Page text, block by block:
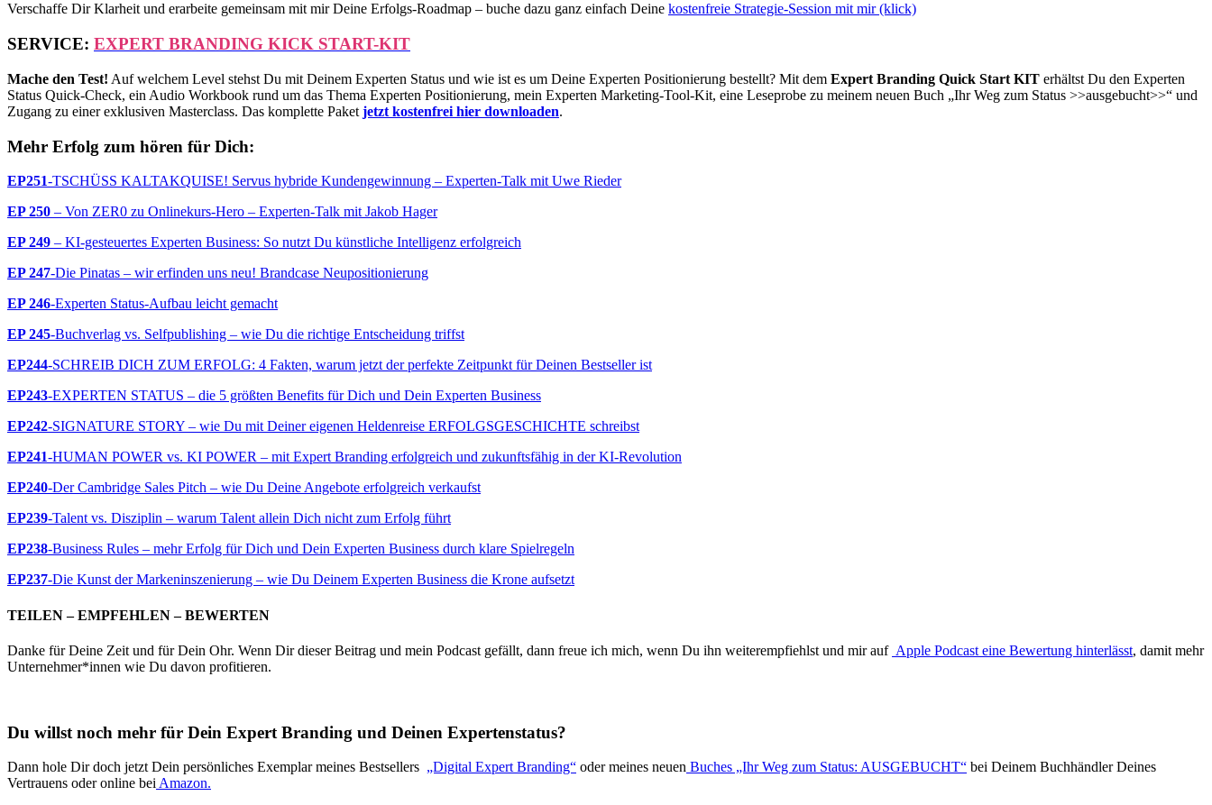
Verschaffe Dir Klarheit und erarbeite gemeinsam mit mir Deine Erfolgs-Roadmap – buche dazu ganz einfach Deine kostenfreie Strategie-Session mit mir (klick)
SERVICE: EXPERT BRANDING KICK START-KIT
Mache den Test! Auf welchem Level stehst Du mit Deinem Experten Status und wie ist es um Deine Experten Positionierung bestellt? Mit dem Expert Branding Quick Start KIT erhältst Du den Experten
Status Quick-Check, ein Audio Workbook rund um das Thema Experten Positionierung, mein Experten Marketing-Tool-Kit, eine Leseprobe zu meinem neuen Buch „Ihr Weg zum Status >>ausgebucht>>“ und
Zugang zu einer exklusiven Masterclass. Das komplette Paket jetzt kostenfrei hier downloaden.
Mehr Erfolg zum hören für Dich:
EP251-TSCHÜSS KALTAKQUISE! Servus hybride Kundengewinnung – Experten-Talk mit Uwe Rieder
EP 250 – Von ZER0 zu Onlinekurs-Hero – Experten-Talk mit Jakob Hager
EP 249 – KI-gesteuertes Experten Business: So nutzt Du künstliche Intelligenz erfolgreich
EP 247-Die Pinatas – wir erfinden uns neu! Brandcase Neupositionierung
EP 246-Experten Status-Aufbau leicht gemacht
EP 245-Buchverlag vs. Selfpublishing – wie Du die richtige Entscheidung triffst
EP244-SCHREIB DICH ZUM ERFOLG: 4 Fakten, warum jetzt der perfekte Zeitpunkt für Deinen Bestseller ist
EP243-EXPERTEN STATUS – die 5 größten Benefits für Dich und Dein Experten Business
EP242-SIGNATURE STORY – wie Du mit Deiner eigenen Heldenreise ERFOLGSGESCHICHTE schreibst
EP241-HUMAN POWER vs. KI POWER – mit Expert Branding erfolgreich und zukunftsfähig in der KI-Revolution
EP240-Der Cambridge Sales Pitch – wie Du Deine Angebote erfolgreich verkaufst
EP239-Talent vs. Disziplin – warum Talent allein Dich nicht zum Erfolg führt
EP238-Business Rules – mehr Erfolg für Dich und Dein Experten Business durch klare Spielregeln
EP237-Die Kunst der Markeninszenierung – wie Du Deinem Experten Business die Krone aufsetzt
TEILEN – EMPFEHLEN – BEWERTEN
Danke für Deine Zeit und für Dein Ohr. Wenn Dir dieser Beitrag und mein Podcast gefällt, dann freue ich mich, wenn Du ihn weiterempfiehlst und mir auf Apple Podcast eine Bewertung hinterlässt, damit mehr
Unternehmer*innen wie Du davon profitieren.
Du willst noch mehr für Dein Expert Branding und Deinen Expertenstatus?
Dann hole Dir doch jetzt Dein persönliches Exemplar meines Bestsellers „Digital Expert Branding“ oder meines neuen Buches „Ihr Weg zum Status: AUSGEBUCHT“ bei Deinem Buchhändler Deines
Vertrauens oder online bei Amazon.